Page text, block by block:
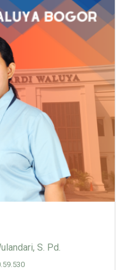
S. Pd.